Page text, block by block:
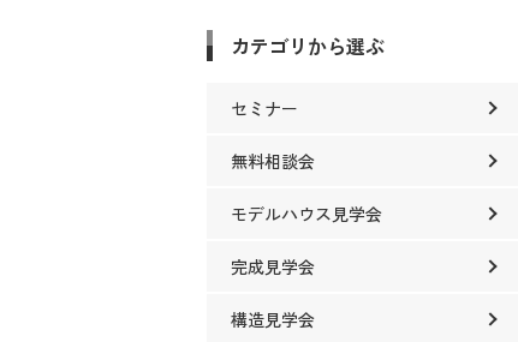
カテゴリから選ぶ
セミナー
無料相談会
モデルハウス見学会
完成見学会
構造見学会